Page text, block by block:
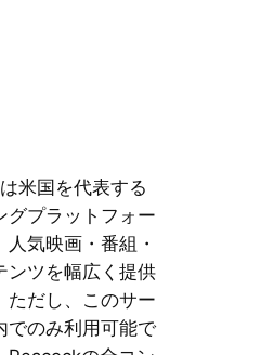
米国を代表する
グプラットフォー
人気映画・番組・
ンツを幅広く提供
ただし、このサー
でのみ利用可能で